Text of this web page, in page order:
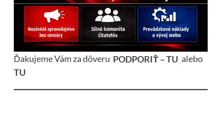
Ďakujeme Vám za dôveru PODPORIŤ – TU alebo
TU